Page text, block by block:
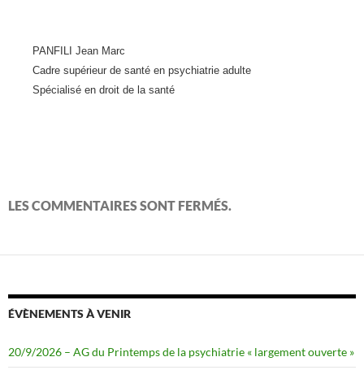
PANFILI Jean Marc
Cadre supérieur de santé en psychiatrie adulte
Spécialisé en droit de la santé
LES COMMENTAIRES SONT FERMÉS.
ÉVÈNEMENTS À VENIR
20/9/2026 – AG du Printemps de la psychiatrie « largement ouverte »